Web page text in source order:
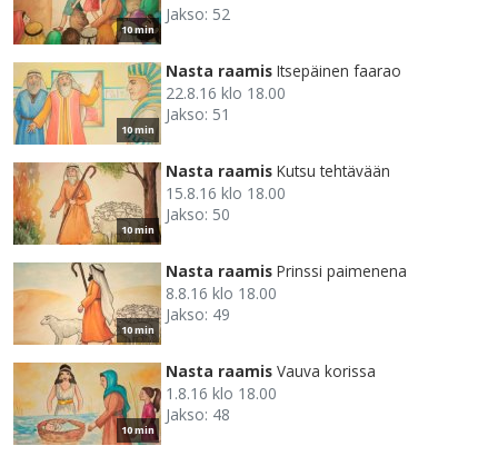
10 min
Jakso: 52
10 min
Nasta raamis Itsepäinen faarao
22.8.16 klo 18.00
Jakso: 51
10 min
Nasta raamis Kutsu tehtävään
15.8.16 klo 18.00
Jakso: 50
10 min
Nasta raamis Prinssi paimenena
8.8.16 klo 18.00
Jakso: 49
10 min
Nasta raamis Vauva korissa
1.8.16 klo 18.00
Jakso: 48